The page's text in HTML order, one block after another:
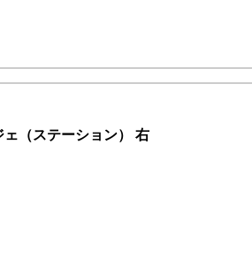
（ステーション） 右